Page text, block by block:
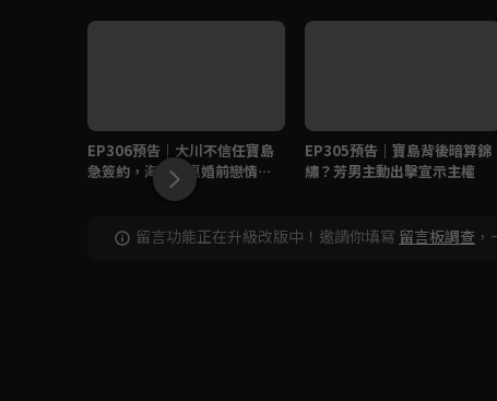
EP306預告｜大川不信任寶島
急簽約，海珍德惠婚前戀情曝
EP305預告｜寶島背後暗算錦
繡？芳男主動出擊宣示主權
留言功能正在升級改版中！邀請你填寫 留言板調查